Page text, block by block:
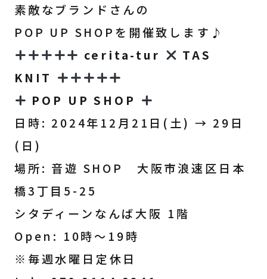
素敵なブランドさんの
POP UP SHOPを開催致します♪
cerita-tur
TAS
KNIT
POP UP SHOP
日時: 2024年12月21日(土) → 29日
(日)
場所: 音遊 SHOP 大阪市浪速区日本
橋3丁目5-25
シタディーンなんば大阪 1階
Open: 10時〜19時
※毎週水曜日定休日